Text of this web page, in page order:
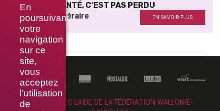
En
poursuivant
votre
navigation
sur ce
site,
vous
acceptez
l’utilisation
de
SI C’EST CHANTÉ, C’EST PAS PERDU
Recherche littéraire EN SAVOIR PLUS
RÉALISÉ AVEC L’AIDE DE LA FÉDÉRATION WALLONIE-